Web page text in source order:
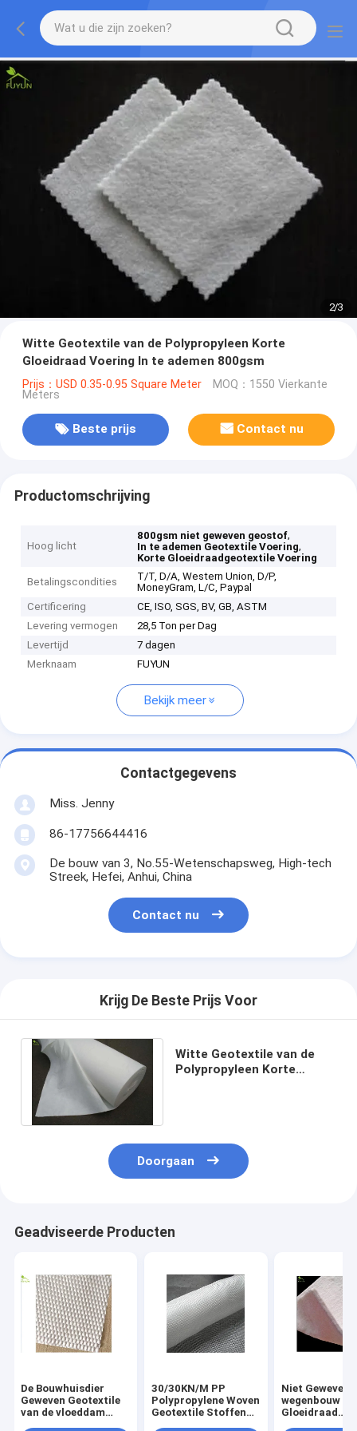
2/3
Witte Geotextile van de Polypropyleen Korte
Gloeidraad Voering In te ademen 800gsm
Prijs：USD 0.35-0.95 Square Meter MOQ：1550 Vierkante
Meters
Beste prijs Contact nu
Productomschrijving
Hoog licht
800gsm niet geweven geostof,
In te ademen Geotextile Voering,
Korte Gloeidraadgeotextile Voering
Betalingscondities
T/T, D/A, Western Union, D/P,
MoneyGram, L/C, Paypal
Certificering
CE, ISO, SGS, BV, GB, ASTM
Levering vermogen
28,5 Ton per Dag
Levertijd
7 dagen
Merknaam
FUYUN
Bekijk meer
Contactgegevens
Miss. Jenny
86-17756644416
De bouw van 3, No.55-Wetenschapsweg, High-tech
Streek, Hefei, Anhui, China
Contact nu
Krijg De Beste Prijs Voor
Witte Geotextile van de
Polypropyleen Korte
Doorgaan
Geadviseerde Producten
De Bouwhuisdier
Geweven Geotextile
van de vloeddam
30/30KN/M PP
Polypropylene Woven
Geotextile Stoffen
Niet Geweven
wegenbouw
Gloeidraad